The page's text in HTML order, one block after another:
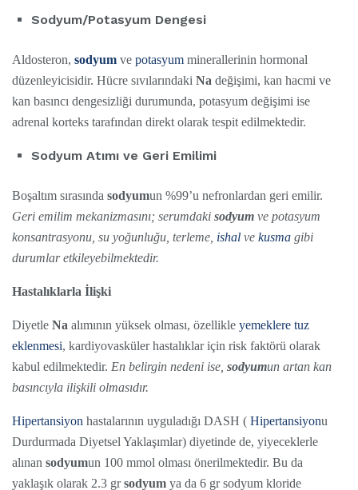
Sodyum/Potasyum Dengesi
Aldosteron, sodyum ve potasyum minerallerinin hormonal
düzenleyicisidir. Hücre sıvılarındaki Na değişimi, kan hacmi ve
kan basıncı dengesizliği durumunda, potasyum değişimi ise
adrenal korteks tarafından direkt olarak tespit edilmektedir.
Sodyum Atımı ve Geri Emilimi
Boşaltım sırasında sodyumun %99’u nefronlardan geri emilir.
Geri emilim mekanizmasını; serumdaki sodyum ve potasyum
konsantrasyonu, su yoğunluğu, terleme, ishal ve kusma gibi
durumlar etkileyebilmektedir.
Hastalıklarla İlişki
Diyetle Na alımının yüksek olması, özellikle yemeklere tuz
eklenmesi, kardiyovasküler hastalıklar için risk faktörü olarak
kabul edilmektedir. En belirgin nedeni ise, sodyumun artan kan
basıncıyla ilişkili olmasıdır.
Hipertansiyon hastalarının uyguladığı DASH ( Hipertansiyonu
Durdurmada Diyetsel Yaklaşımlar) diyetinde de, yiyeceklerle
alınan sodyumun 100 mmol olması önerilmektedir. Bu da
yaklaşık olarak 2.3 grsodyum ya da 6 gr sodyum kloride